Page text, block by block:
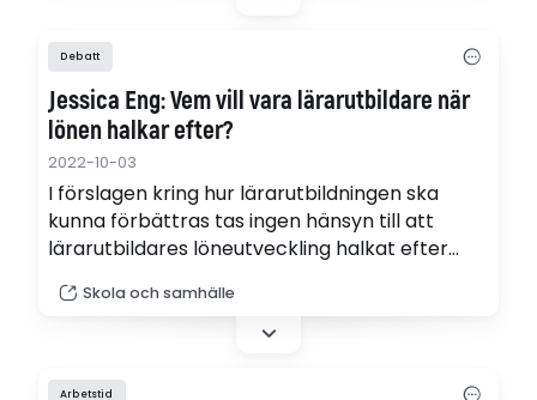
Debatt
Jessica Eng: Vem vill vara lärarutbildare när
lönen halkar efter?
2022-10-03
I förslagen kring hur lärarutbildningen ska
kunna förbättras tas ingen hänsyn till att
lärarutbildares löneutveckling halkat efter
Skola och samhälle
Arbetstid